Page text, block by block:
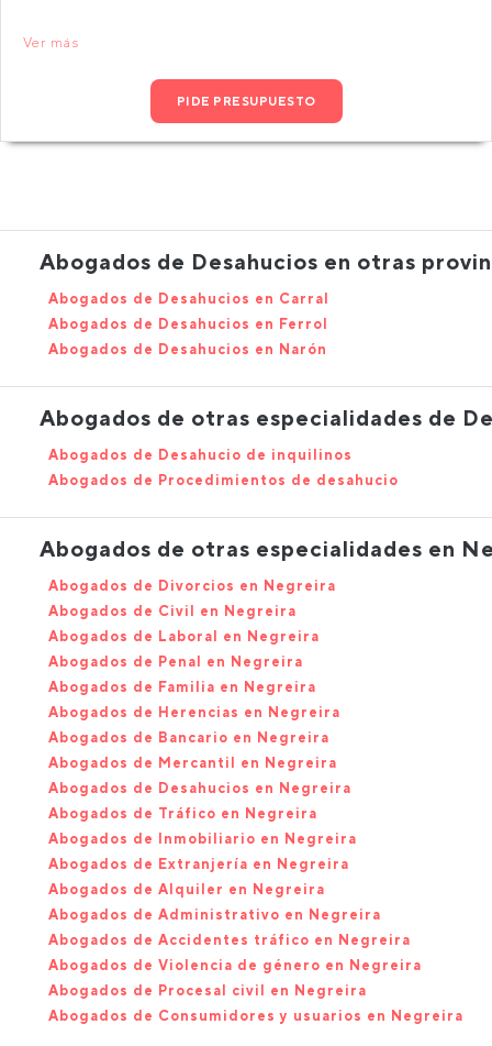
Ver más
PIDE PRESUPUESTO
Abogados de Desahucios en otras
Abogados de Desahucios en Carral
Abogados de Desahucios en Ferrol
Abogados de Desahucios en Narón
Abogados de otras especialidades de
Abogados de Desahucio de inquilinos
Abogados de Procedimientos de desahucio
Abogados de otras especialidades en
Abogados de Divorcios en Negreira
Abogados de Civil en Negreira
Abogados de Laboral en Negreira
Abogados de Penal en Negreira
Abogados de Familia en Negreira
Abogados de Herencias en Negreira
Abogados de Bancario en Negreira
Abogados de Mercantil en Negreira
Abogados de Desahucios en Negreira
Abogados de Tráfico en Negreira
Abogados de Inmobiliario en Negreira
Abogados de Extranjería en Negreira
Abogados de Alquiler en Negreira
Abogados de Administrativo en Negreira
Abogados de Accidentes tráfico en Negreira
Abogados de Violencia de género en Negreira
Abogados de Procesal civil en Negreira
Abogados de Consumidores y usuarios en Negreira